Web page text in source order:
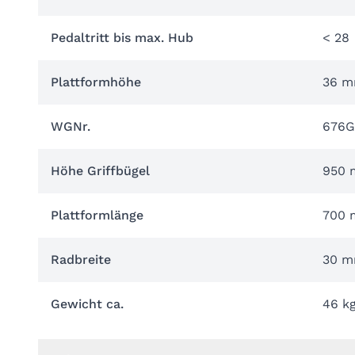
Pedaltritt bis max. Hub < 28
Plattformhöhe 36
WGNr. 676G
Höhe Griffbügel 950
Plattformlänge 700
Radbreite 30
Gewicht ca. 46